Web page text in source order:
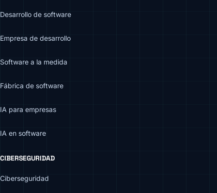
Desarrollo de software
Empresa de desarrollo
Software a la medida
Fábrica de software
IA para empresas
IA en software
CIBERSEGURIDAD
Ciberseguridad